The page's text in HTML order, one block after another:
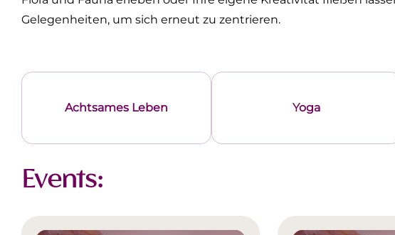
Gelegenheiten, um sich erneut zu zentrieren.
Achtsames Leben Yoga
Events: